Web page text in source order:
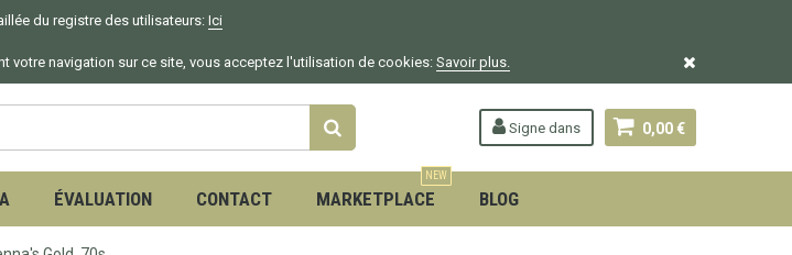
du registre des utilisateurs: Ici
votre navigation sur ce site, vous acceptez l'utilisation de cookies: Savoir plus.
0,00 €
Signe dans
ÉVALUATION CONTACT MARKETPLACE
NEW
BLOG